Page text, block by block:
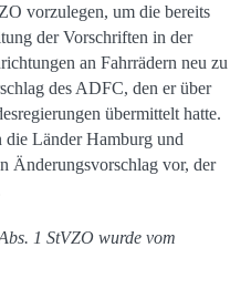
vorzulegen, um die bereits
der Vorschriften in der
an Fahrrädern neu zu
des ADFC, den er über
übermittelt hatte.
Länder Hamburg und
Änderungsvorschlag vor, der
1 StVZO wurde vom